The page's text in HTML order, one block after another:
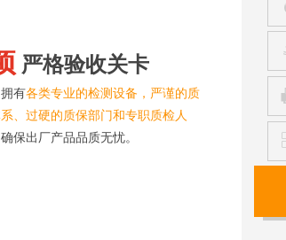
严格验收关卡
有各类专业的检测设备，严谨的质
、过硬的质保部门和专职质检人
确保出厂产品品质无忧。